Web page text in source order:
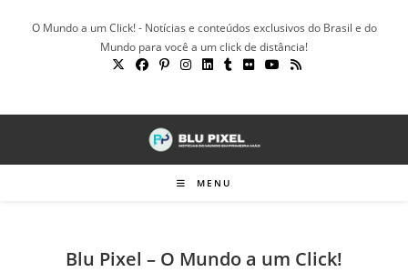
O Mundo a um Click! - Notícias e conteúdos exclusivos do Brasil e do
Mundo para você a um click de distância!
MENU
Blu Pixel – O Mundo a um Click!